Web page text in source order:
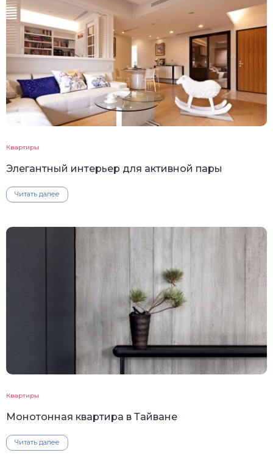
Квартиры
Элегантный интерьер для активной пары
Читать далее
Квартиры
Монотонная квартира в Тайване
Читать далее